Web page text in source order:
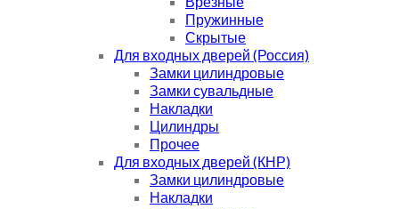
Пружинные
Скрытые
Для входных дверей (Россия)
Замки цилиндровые
Замки сувальдные
Накладки
Цилиндры
Прочее
Для входных дверей (КНР)
Замки цилиндровые
Накладки